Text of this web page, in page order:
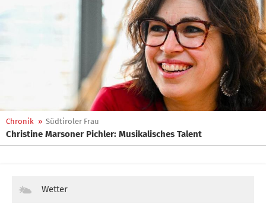
Chronik » Südtiroler Frau
Christine Marsoner Pichler: Musikalisches Talent
Wetter